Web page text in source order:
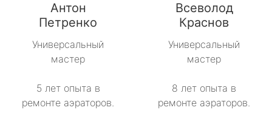
Антон
Петренко
Универсальный
мастер
5 лет опыта в
ремонте аэраторов.
Всеволод
Краснов
Универсальный
мастер
8 лет опыта в
ремонте аэраторов.